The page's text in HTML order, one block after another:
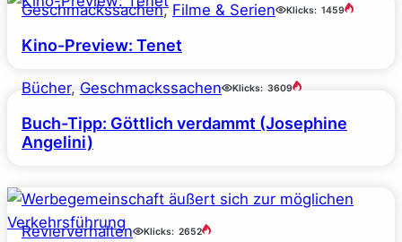
Geschmackssachen, Filme & Serien Klicks: 1459
Kino-Preview: Tenet
Bücher, Geschmackssachen Klicks: 3609
Buch-Tipp: Göttlich verdammt (Josephine
Angelini)
Revierverhalten Klicks: 2652